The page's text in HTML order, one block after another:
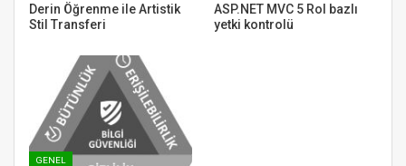
Derin Öğrenme ile Artistik
Stil Transferi
ASP.NET MVC 5 Rol bazlı
yetki kontrolü
GENEL